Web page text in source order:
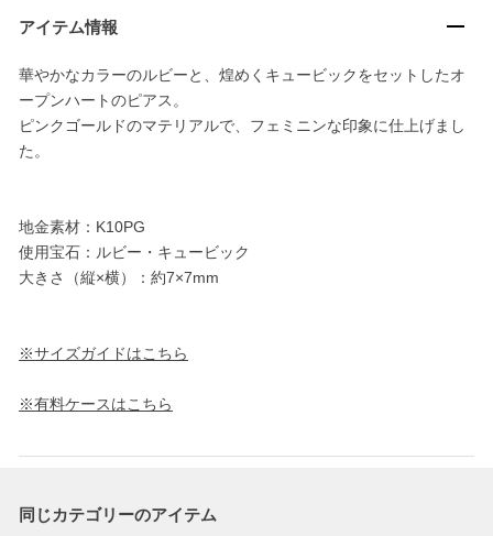
アイテム情報
華やかなカラーのルビーと、煌めくキュービックをセットしたオ
ープンハートのピアス。
ピンクゴールドのマテリアルで、フェミニンな印象に仕上げまし
た。
地金素材：K10PG
使用宝石：ルビー・キュービック
大きさ（縦×横）：約7×7mm
※サイズガイドはこちら
※有料ケースはこちら
同じカテゴリーのアイテム